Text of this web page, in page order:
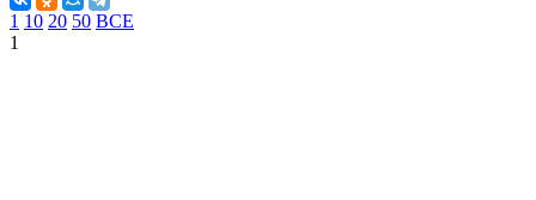
1 10 20 50 ВСЕ
1